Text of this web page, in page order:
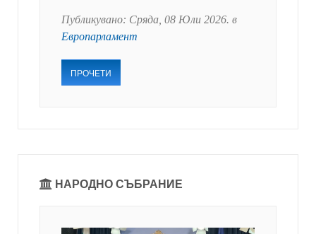
Публикувано: Сряда, 08 Юли 2026. в
Европарламент
ПРОЧЕТИ
НАРОДНО СЪБРАНИЕ